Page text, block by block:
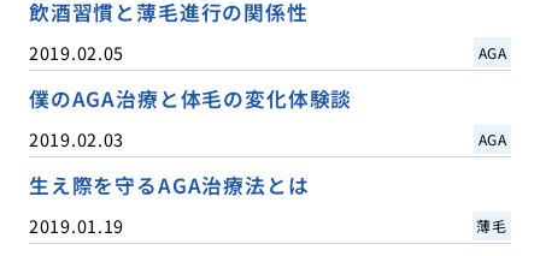
飲酒習慣と薄毛進行の関係性
2019.02.05 AGA
僕のAGA治療と体毛の変化体験談
2019.02.03 AGA
生え際を守るAGA治療法とは
2019.01.19 薄毛